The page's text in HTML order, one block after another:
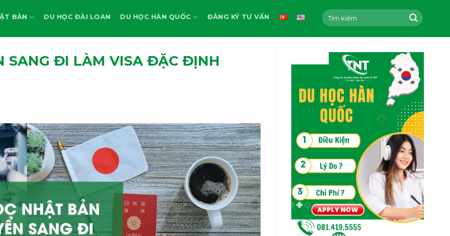
BẢN DU HỌC ĐÀI LOAN DU HỌC HÀN QUỐC ĐĂNG KÝ TƯ VẤN
SANG ĐI LÀM VISA ĐẶC ĐỊNH